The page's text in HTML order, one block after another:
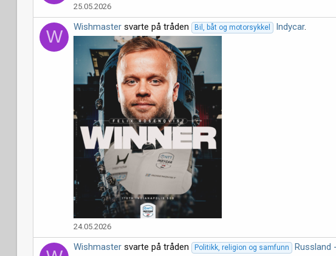
25.05.2026
W
Wishmaster svarte på tråden Bil, båt og motorsykkel Indycar.
24.05.2026
Wishmaster svarte på tråden Politikk, religion og samfunn Russland